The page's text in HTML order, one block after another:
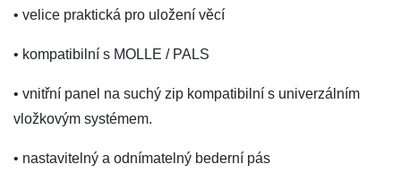
• velice praktická pro uložení věcí
• kompatibilní s MOLLE / PALS
• vnitřní panel na suchý zip kompatibilní s univerzálním
vložkovým systémem.
• nastavitelný a odnímatelný bederní pás